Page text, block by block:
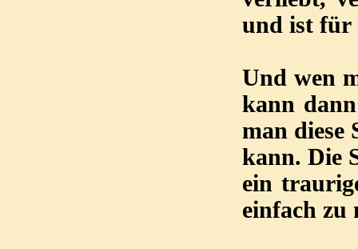
und ist für
Und wen
kann
man diese
kann. Die
ein
einfach zu